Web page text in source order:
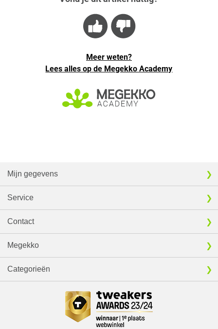
Meer weten?
Lees alles op de Megekko Academy
Mijn gegevens
Service
Contact
Megekko
Categorieën